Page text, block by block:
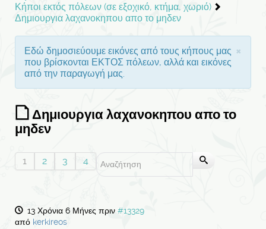
Κήποι εκτός πόλεων (σε εξοχικό, κτήμα, χωριό)
Δημιουργια λαχανοκηπου απο το μηδεν
×
Εδώ δημοσιεύουμε εικόνες από τους κήπους μας
που βρίσκονται ΕΚΤΟΣ πόλεων, αλλά και εικόνες
από την παραγωγή μας.
Δημιουργια λαχανοκηπου απο το
μηδεν
1 2 3 4
13 Χρόνια 6 Μήνες πριν #13329
από kerkireos